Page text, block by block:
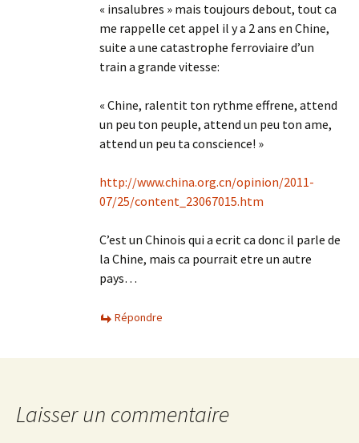
« insalubres » mais toujours debout, tout ca
me rappelle cet appel il y a 2 ans en Chine,
suite a une catastrophe ferroviaire d’un
train a grande vitesse:
« Chine, ralentit ton rythme effrene, attend
un peu ton peuple, attend un peu ton ame,
attend un peu ta conscience! »
http://www.china.org.cn/opinion/2011-
07/25/content_23067015.htm
C’est un Chinois qui a ecrit ca donc il parle de
la Chine, mais ca pourrait etre un autre
pays…
Répondre
Laisser un commentaire